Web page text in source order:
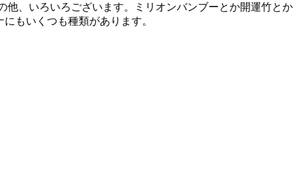
、いろいろございます。ミリオンバンブーとか開運竹とか
もいくつも種類があります。